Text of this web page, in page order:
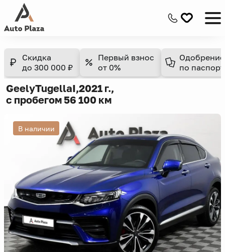
Скидка
до 300 000 ₽
Первый взнос
от 0%
Одобрение
по
GeelyTugellaI,2021 г.,
с пробегом 56 100 км
В наличии